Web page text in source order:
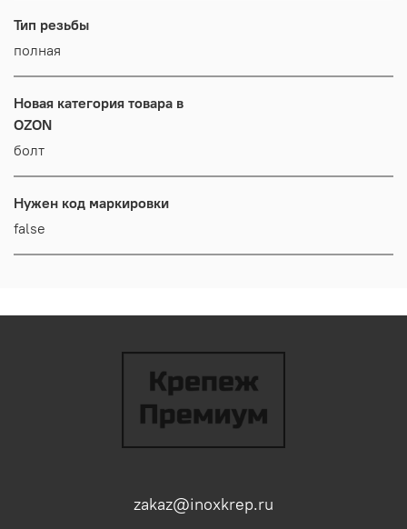
Тип резьбы
полная
Новая категория товара в
OZON
болт
Нужен код маркировки
false
zakaz@inoxkrep.ru